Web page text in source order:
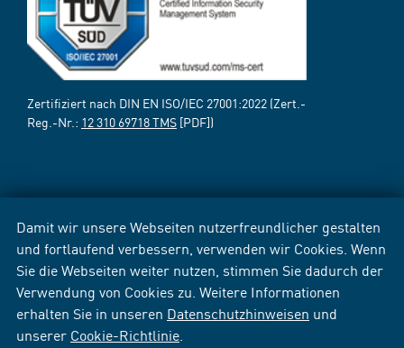
Damit wir unsere Webseiten nutzerfreundlicher gestalten
und fortlaufend verbessern, verwenden wir Cookies. Wenn
Sie die Webseiten weiter nutzen, stimmen Sie dadurch der
Verwendung von Cookies zu. Weitere Informationen
erhalten Sie in unseren Datenschutzhinweisen und
unserer Cookie-Richtlinie
Zertifiziert nach DIN EN ISO/IEC 27001:2022 (Zert.-
Reg.-Nr.: 12 310 69718 TMS [PDF])